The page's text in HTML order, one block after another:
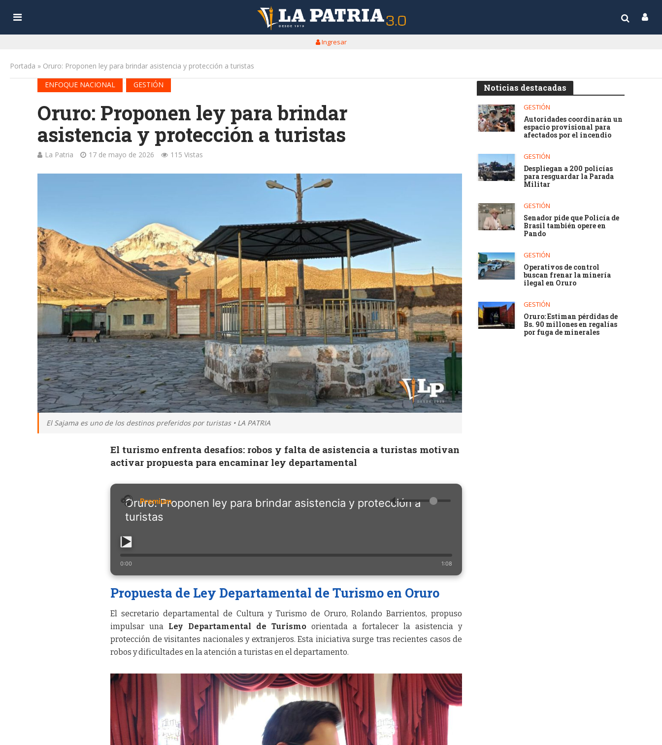
Ingresar
Portada » Oruro: Proponen ley para brindar asistencia y protección a turistas
ENFOQUE NACIONAL
GESTIÓN
Oruro: Proponen ley para brindar
asistencia y protección a turistas
La Patria 17 de mayo de 2026 115 Vistas
El Sajama es uno de los destinos preferidos por turistas • LA PATRIA
El turismo enfrenta desafíos: robos y falta de asistencia a turistas motivan
activar propuesta para encaminar ley departamental
Oruro: Proponen ley para brindar asistencia y protección a
turistas
🔈
0:00 1:08
Propuesta de Ley Departamental de Turismo en Oruro
El secretario departamental de Cultura y Turismo de Oruro, Rolando Barrientos, propuso
impulsar una Ley Departamental de Turismoorientada a fortalecer la asistencia y
protección de visitantes nacionales y extranjeros. Esta iniciativa surge tras recientes casos de
robos y dificultades en la atención a turistas en el departamento.
Noticias destacadas
GESTIÓN
Autoridades coordinarán un
espacio provisional para
afectados por el incendio
GESTIÓN
Despliegan a 200 policías
para resguardar la Parada
Militar
GESTIÓN
Senador pide que Policía de
Brasil también opere en
Pando
GESTIÓN
Operativos de control
buscan frenar la minería
ilegal en Oruro
GESTIÓN
Oruro: Estiman pérdidas de
Bs. 90 millones en regalías
por fuga de minerales